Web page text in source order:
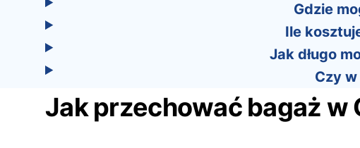
Gdzie
Ile
Jak długo
Czy
Jak przechować bagaż w